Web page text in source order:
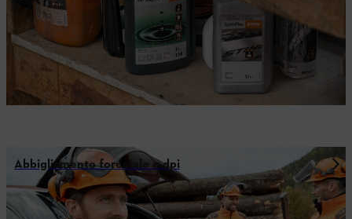
Abbigliamento forestale e dpi